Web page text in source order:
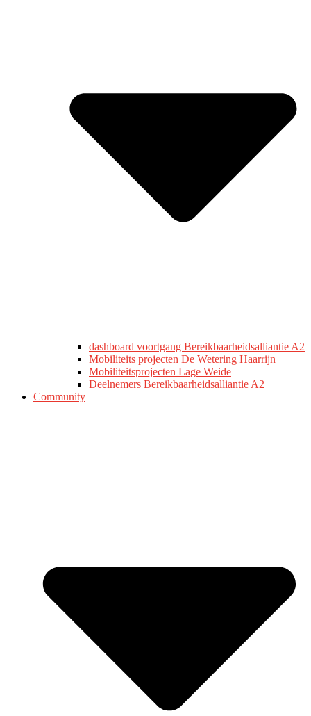
dashboard voortgang Bereikbaarheidsalliantie A2
Mobiliteits projecten De Wetering Haarrijn
Mobiliteitsprojecten Lage Weide
Deelnemers Bereikbaarheidsalliantie A2
Community